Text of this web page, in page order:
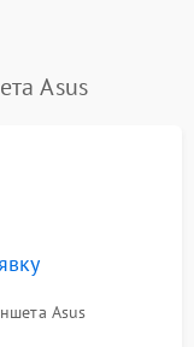
Asus
Asus